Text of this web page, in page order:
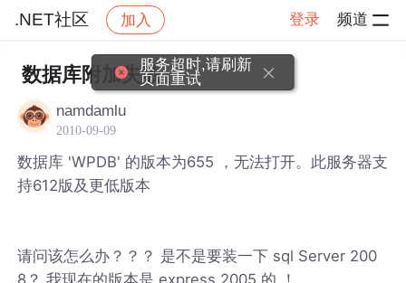
.NET社区 加入 登录 频道
社区 .NET社区 帖子详情
数据库附加失败
namdamlu
2010-09-09
数据库 'WPDB' 的版本为655 ，无法打开。此服务器支
持612版及更低版本
请问该怎么办？？？ 是不是要装一下 sql Server 200
8？ 我现在的版本是 express 2005 的 ！
服务超时,请刷新
页面重试